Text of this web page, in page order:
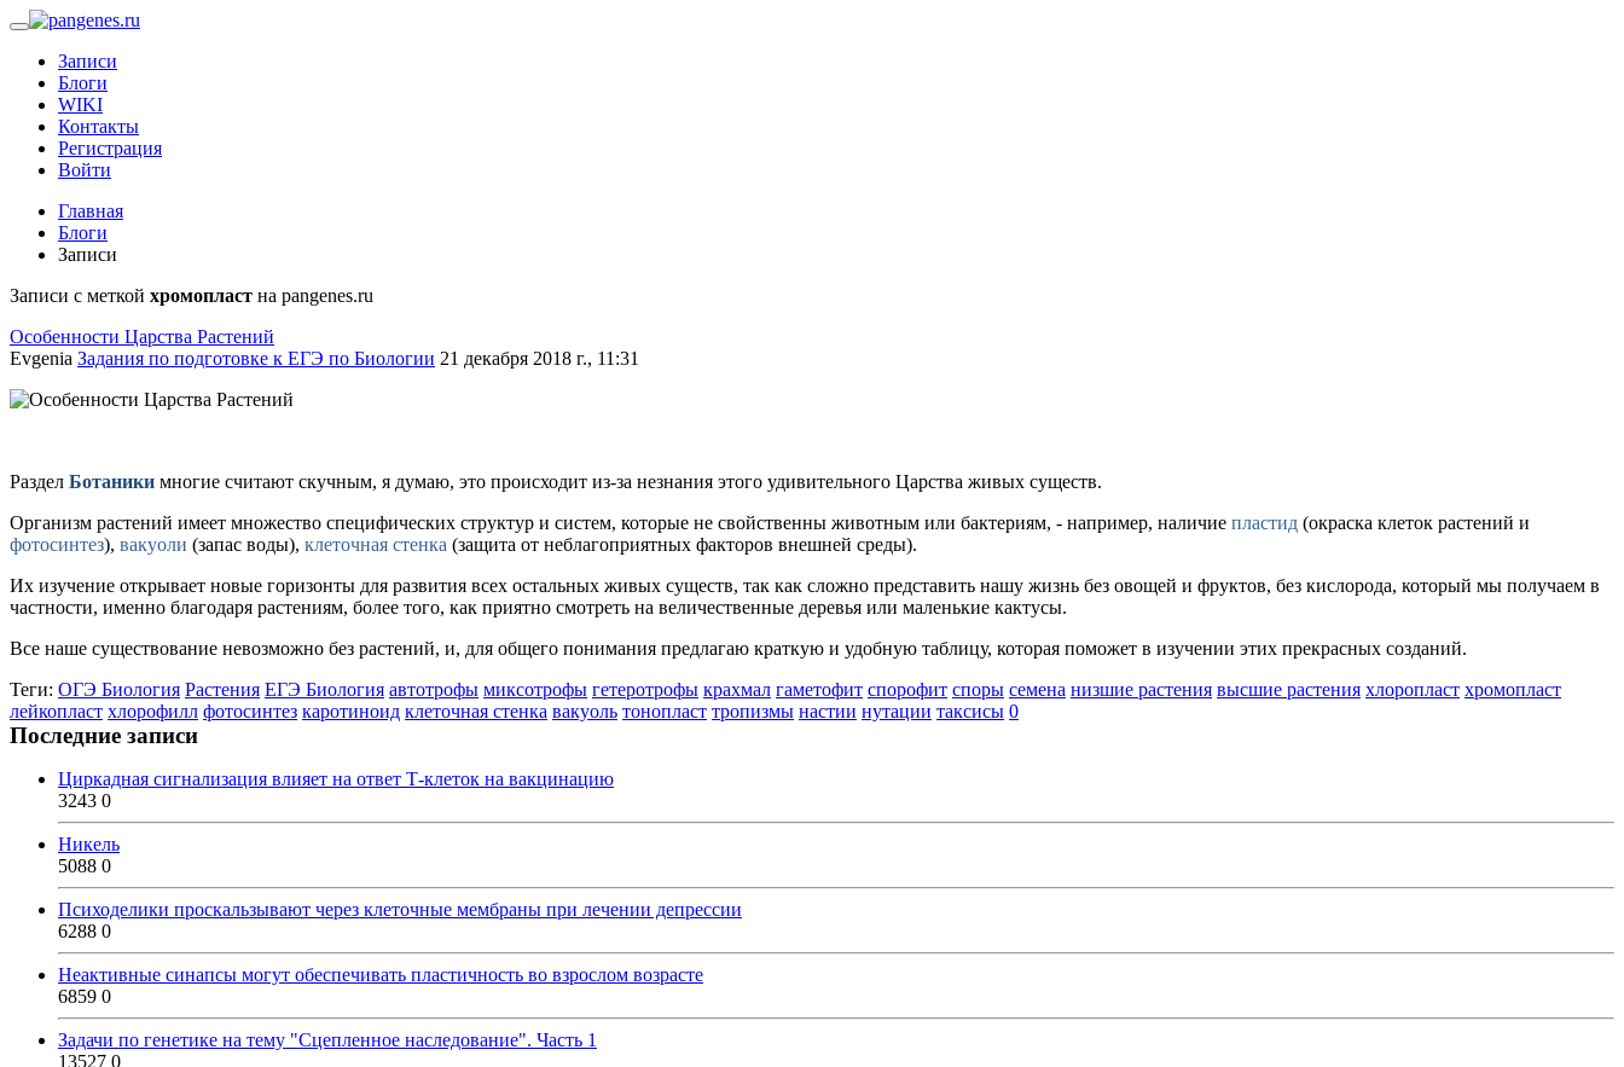
Записи
Блоги
WIKI
Контакты
Регистрация
Войти
Главная
Блоги
Записи
Записи с меткой хромопласт на pangenes.ru
Особенности Царства Растений
Evgenia Задания по подготовке к ЕГЭ по Биологии 21 декабря 2018 г., 11:31
Раздел Ботаники многие считают скучным, я думаю, это происходит из-за незнания этого удивительного Царства живых существ.
Организм растений имеет множество специфических структур и систем, которые не свойственны животным или бактериям, - например, наличие пластид (окраска клеток растений и
фотосинтез), вакуоли (запас воды), клеточная стенка (защита от неблагоприятных факторов внешней среды).
Их изучение открывает новые горизонты для развития всех остальных живых существ, так как сложно представить нашу жизнь без овощей и фруктов, без кислорода, который мы получаем в
частности, именно благодаря растениям, более того, как приятно смотреть на величественные деревья или маленькие кактусы.
Все наше существование невозможно без растений, и, для общего понимания предлагаю краткую и удобную таблицу, которая поможет в изучении этих прекрасных созданий.
Теги: ОГЭ Биология Растения ЕГЭ Биология автотрофы миксотрофы гетеротрофы крахмал гаметофит спорофит споры семена низшие растения высшие растения хлоропласт хромопласт
лейкопласт хлорофилл фотосинтез каротиноид клеточная стенка вакуоль тонопласт тропизмы настии нутации таксисы 0
Последние записи
Циркадная сигнализация влияет на ответ Т-клеток на вакцинацию
3243 0
Никель
5088 0
Психоделики проскальзывают через клеточные мембраны при лечении депрессии
6288 0
Неактивные синапсы могут обеспечивать пластичность во взрослом возрасте
6859 0
Задачи по генетике на тему "Сцепленное наследование". Часть 1
13527 0